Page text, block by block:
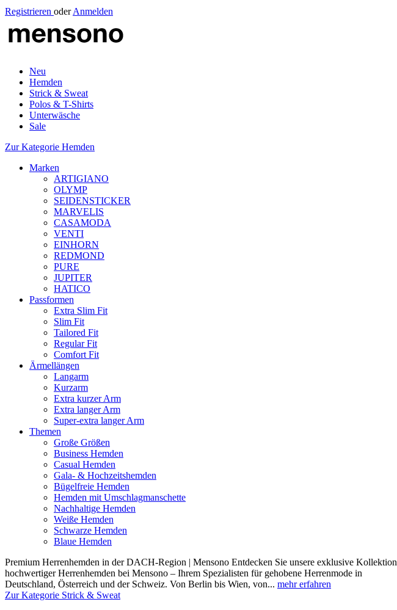
Registrieren oder Anmelden
Neu
Hemden
Strick & Sweat
Polos & T-Shirts
Unterwäsche
Sale
Zur Kategorie Hemden
Marken
ARTIGIANO
OLYMP
SEIDENSTICKER
MARVELIS
CASAMODA
VENTI
EINHORN
REDMOND
PURE
JUPITER
HATICO
Passformen
Extra Slim Fit
Slim Fit
Tailored Fit
Regular Fit
Comfort Fit
Ärmellängen
Langarm
Kurzarm
Extra kurzer Arm
Extra langer Arm
Super-extra langer Arm
Themen
Große Größen
Business Hemden
Casual Hemden
Gala- & Hochzeitshemden
Bügelfreie Hemden
Hemden mit Umschlagmanschette
Nachhaltige Hemden
Weiße Hemden
Schwarze Hemden
Blaue Hemden
Premium Herrenhemden in der DACH-Region | Mensono Entdecken Sie unsere exklusive Kollektion
hochwertiger Herrenhemden bei Mensono – Ihrem Spezialisten für gehobene Herrenmode in
Deutschland, Österreich und der Schweiz. Von Berlin bis Wien, von... mehr erfahren
Zur Kategorie Strick & Sweat